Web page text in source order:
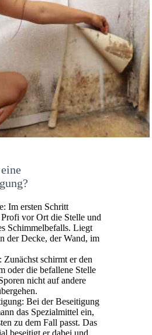
Im ersten Schritt
vor Ort die Stelle und
Schimmelbefalls. Liegt
der Decke, der Wand, im
Zunächst schirmt er den
oder die befallene Stelle
nicht auf andere
Bei der Beseitigung
das Spezialmittel ein,
zu dem Fall passt. Das